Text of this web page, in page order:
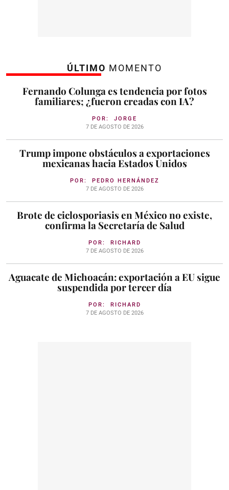
ÚLTIMO MOMENTO
Fernando Colunga es tendencia por fotos
familiares; ¿fueron creadas con IA?
POR: JORGE
7 DE AGOSTO DE 2026
Trump impone obstáculos a exportaciones
mexicanas hacia Estados Unidos
POR: PEDRO HERNÁNDEZ
7 DE AGOSTO DE 2026
Brote de ciclosporiasis en México no existe,
confirma la Secretaría de Salud
POR: RICHARD
7 DE AGOSTO DE 2026
Aguacate de Michoacán: exportación a EU sigue
suspendida por tercer día
POR: RICHARD
7 DE AGOSTO DE 2026